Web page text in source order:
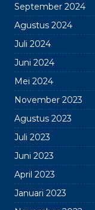
September 2024
Agustus 2024
Juli 2024
Juni 2024
Mei 2024
November 2023
Agustus 2023
Juli 2023
Juni 2023
April 2023
Januari 2023